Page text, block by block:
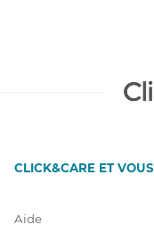
CLICK&CARE ET VOUS
Aide